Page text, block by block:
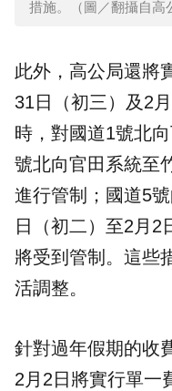
措施。（圖／翻攝自高
此外，高公局還將
31日（初三）及2
時，對國道1號北
號北向官田系統至
進行管制；國道5
日（初二）至2月2
將受到管制。這些
活調整。
針對過年假期的收
2月2日將實行單一